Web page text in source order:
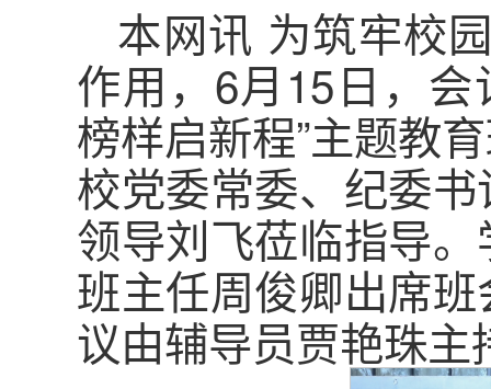
本网讯 为筑牢校
作用，6月15日，
榜样启新程”主题教
校党委常委、纪委
领导刘飞莅临指导
班主任周俊卿出席
议由辅导员贾艳珠主